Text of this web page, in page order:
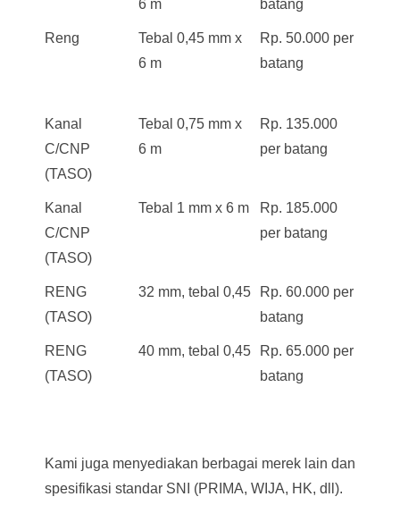
6 m
batang
Reng
Tebal 0,45 mm x
6 m
Rp. 50.000 per
batang
Kanal
C/CNP
(TASO)
Tebal 0,75 mm x
6 m
Rp. 135.000
per batang
Kanal
C/CNP
(TASO)
Tebal 1 mm x 6 m
Rp. 185.000
per batang
RENG
(TASO)
32 mm, tebal 0,45
Rp. 60.000 per
batang
RENG
(TASO)
40 mm, tebal 0,45
Rp. 65.000 per
batang
Kami juga menyediakan berbagai merek lain dan
spesifikasi standar SNI (PRIMA, WIJA, HK, dll).